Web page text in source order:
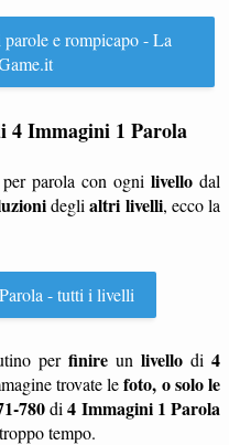
e rompicapo - La
4 Immagini 1 Parola
parola con ogni livello dal
deglialtri livelli, ecco la
- tutti i livelli
perfinire unlivello di4
trovate lefoto, o solo le
780di4 Immagini 1 Parola
tempo.